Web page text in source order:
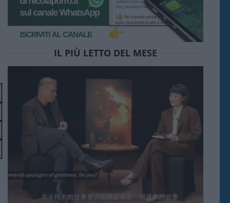
IL PIÙ LETTO DEL MESE